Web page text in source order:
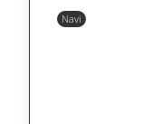
Navi